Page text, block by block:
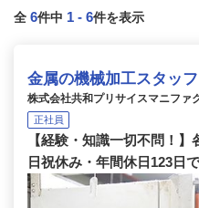
全 6件中 1 - 6件を表示
金属の機械加工スタッフ
株式会社共和プリサイスマニファ
正社員
【経験・知識一切不問！
日祝休み・年間休日123日